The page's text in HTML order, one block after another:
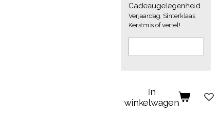
Cadeaugelegenheid
Verjaardag, Sinterklaas,
Kerstmis of vertel!
In
winkelwagen